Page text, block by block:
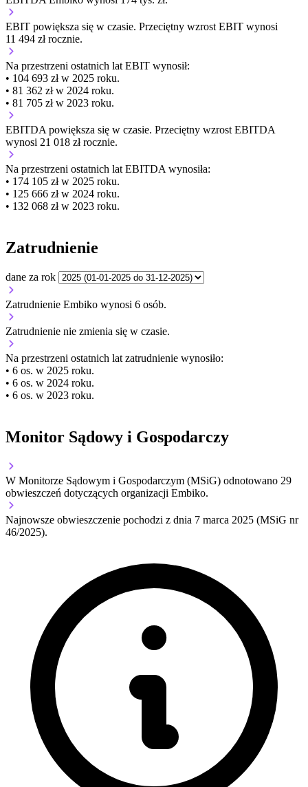
EBIT powiększa się w czasie. Przeciętny wzrost EBIT wynosi
11 494 zł rocznie.
Na przestrzeni ostatnich lat EBIT wynosił:
• 104 693 zł w 2025 roku.
• 81 362 zł w 2024 roku.
• 81 705 zł w 2023 roku.
EBITDA powiększa się w czasie. Przeciętny wzrost EBITDA
wynosi 21 018 zł rocznie.
Na przestrzeni ostatnich lat EBITDA wynosiła:
• 174 105 zł w 2025 roku.
• 125 666 zł w 2024 roku.
• 132 068 zł w 2023 roku.
Zatrudnienie
dane za rok
Zatrudnienie Embiko wynosi 6 osób.
Zatrudnienie nie zmienia się w czasie.
Na przestrzeni ostatnich lat zatrudnienie wynosiło:
• 6 os. w 2025 roku.
• 6 os. w 2024 roku.
• 6 os. w 2023 roku.
Monitor Sądowy i Gospodarczy
W Monitorze Sądowym i Gospodarczym (MSiG) odnotowano 29
obwieszczeń dotyczących organizacji Embiko.
Najnowsze obwieszczenie pochodzi z dnia 7 marca 2025 (MSiG nr
46/2025).